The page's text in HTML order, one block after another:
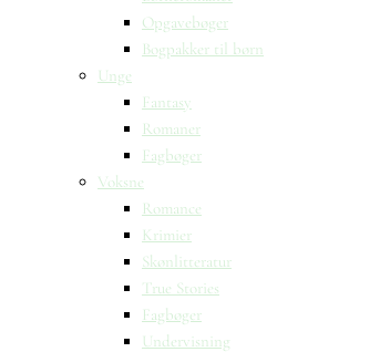
Opgavebøger
Bogpakker til børn
Unge
Fantasy
Romaner
Fagbøger
Voksne
Romance
Krimier
Skønlitteratur
True Stories
Fagbøger
Undervisning